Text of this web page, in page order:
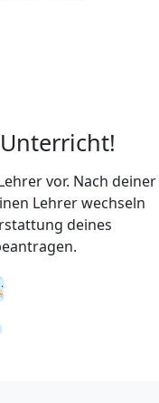
vor. Nach deiner
Lehrer wechseln
deines